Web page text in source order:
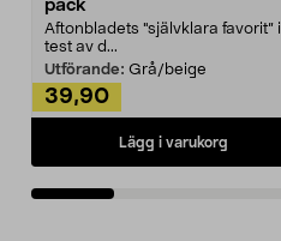
pack
Aftonbladets "självklara favorit” i
test av d...
Utförande: Grå/beige
39,90
Lägg i varukorg